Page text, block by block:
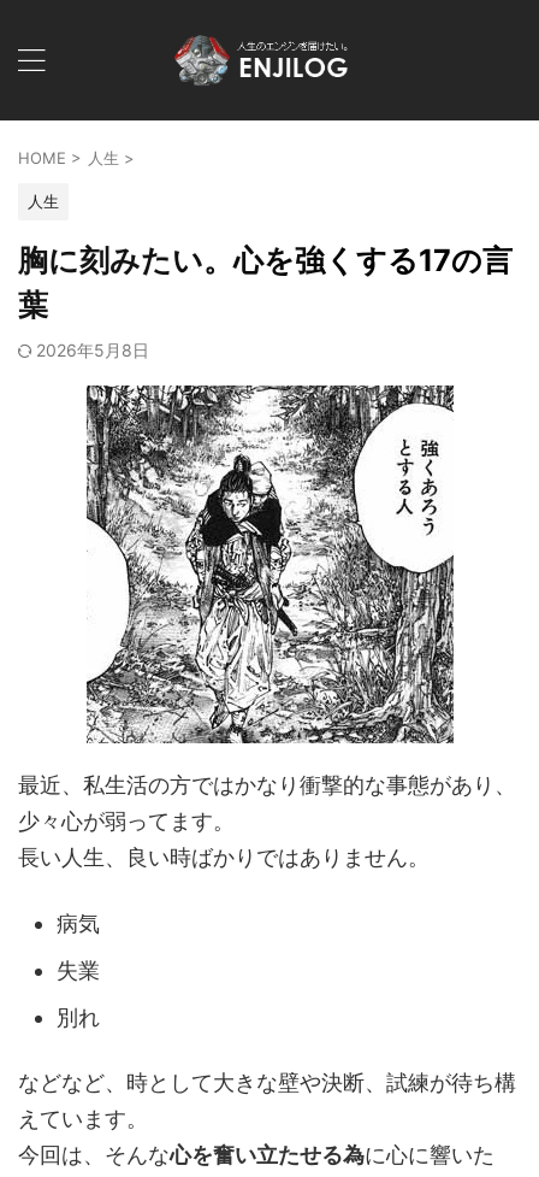
HOME > 人生 >
人生
胸に刻みたい。心を強くする17の言
葉
2026年5月8日
最近、私生活の方ではかなり衝撃的な事態があり、
少々心が弱ってます。
長い人生、良い時ばかりではありません。
病気
失業
別れ
などなど、時として大きな壁や決断、試練が待ち構
えています。
今回は、そんな心を奮い立たせる為に心に響いた